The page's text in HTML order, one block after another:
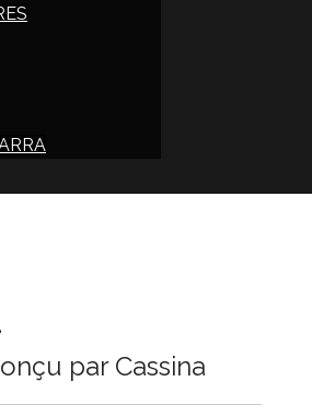
par Cassina